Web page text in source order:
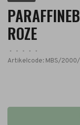
ROZE
• • • •
•
Artikelcode: MBS/